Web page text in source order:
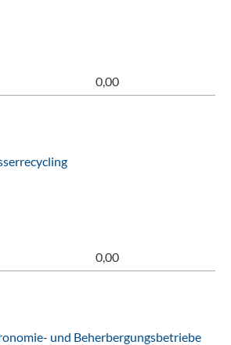
0,00
0,00
und Beherbergungsbetriebe